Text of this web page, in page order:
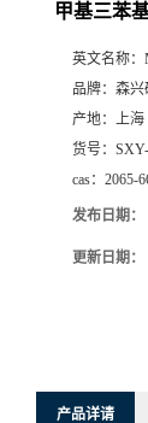
甲基三苯
英文名称：
品牌： 森兴
产地： 上海
货号：
cas： 2065-
发布日期：
更新日期：
产品详请